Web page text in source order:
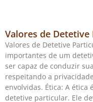
Valores de
Valores de Detetive
importantes de um
ser capaz de conduzir
respeitando a
envolvidas. Ética: A
detetive particular. Ele